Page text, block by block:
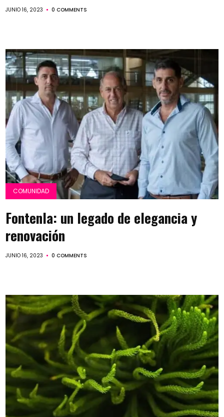
JUNIO 16, 2023 0 COMMENTS
COMUNIDAD
Fontenla: un legado de elegancia y
renovación
JUNIO 16, 2023 0 COMMENTS